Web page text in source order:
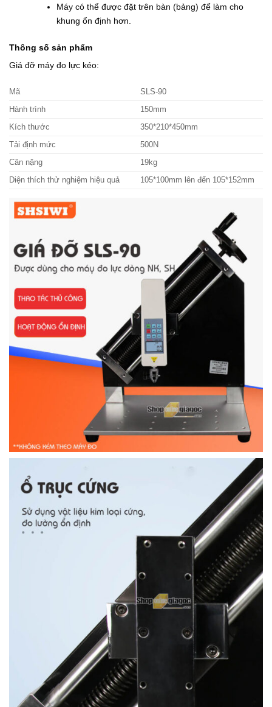
Máy có thể được đặt trên bàn (bảng) để làm cho
khung ổn định hơn.
Thông số sản phẩm
Giá đỡ máy đo lực kéo:
Mã SLS-90
Hành trình 150mm
Kích thước 350*210*450mm
Tải định mức 500N
Cân nặng 19kg
Diện thích thử nghiệm hiệu quả 105*100mm lên đến 105*152mm